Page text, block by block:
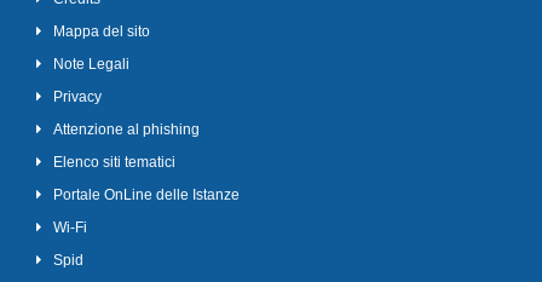
Mappa del sito
Note Legali
Privacy
Attenzione al phishing
Elenco siti tematici
Portale OnLine delle Istanze
Wi-Fi
Spid